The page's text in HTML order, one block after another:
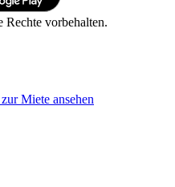
vorbehalten.
Miete ansehen